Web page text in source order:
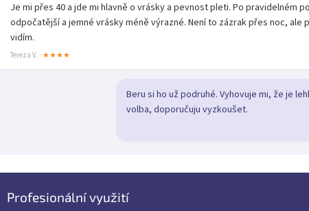
Je mi přes 40 a jde mi hlavně o vrásky a pevnost pleti. Po pravidelném
odpočatější a jemné vrásky méně výrazné. Není to zázrak přes noc, ale
vidím.
Tereza V. · ★★★★
Beru si ho už podruhé. Vyhovuje mi, že je
volba, doporučuju vyzkoušet.
Profesionální využití